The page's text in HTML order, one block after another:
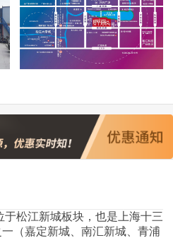
松江新城板块，也是上海十三
（嘉定新城、南汇新城、青浦